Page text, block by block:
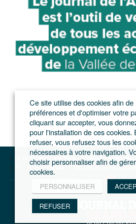
Le journal du Grand Paris – L'actualité du
B. Saint-Girons : « Faire du tourisme une
Ce site utilise des cookies afin
préférences et d'optimiser votre
cliquant sur accepter, vous
pour l'installation de ces cookies.
refuser, vous refusez tous les
nécessaires à votre navigation.
choisir personnaliser afin de
cookies.
PERSONNALISER
REFUSER